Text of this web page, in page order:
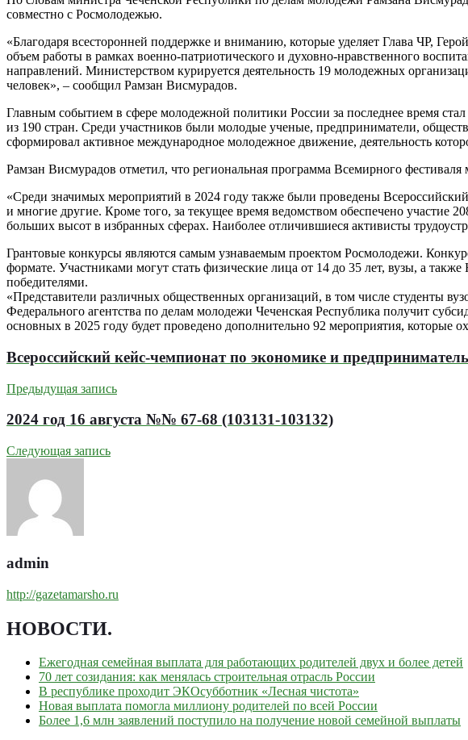
совместно с Росмолодежью.
«Благодаря всесторонней поддержке и вниманию, которые уделяет Глава ЧР,
объем работы в рамках военно-патриотического и духовно-нравственного
направлений. Министерством курируется деятельность 19 молодежных
человек», – сообщил Рамзан Висмурадов.
Главным событием в сфере молодежной политики России за последнее время
из 190 стран. Среди участников были молодые ученые, предприниматели,
сформировал активное международное молодежное движение, деятельность
Рамзан Висмурадов отметил, что региональная программа Всемирного
«Среди значимых мероприятий в 2024 году также были проведены
и многие другие. Кроме того, за текущее время ведомством обеспечено
больших высот в избранных сферах. Наиболее отличившиеся активисты
Грантовые конкурсы являются самым узнаваемым проектом Росмолодежи.
формате. Участниками могут стать физические лица от 14 до 35 лет, вузы, а
победителями.
«Представители различных общественных организаций, в том числе студенты
Федерального агентства по делам молодежи Чеченская Республика получит
основных в 2025 году будет проведено дополнительно 92 мероприятия, которые
Всероссийский кейс-чемпионат по экономике и
Предыдущая запись
2024 год 16 августа №№ 67-68 (103131-103132)
Следующая запись
admin
http://gazetamarsho.ru
НОВОСТИ.
Ежегодная семейная выплата для работающих родителей двух и более детей
70 лет созидания: как менялась строительная отрасль России
В республике проходит ЭКОсубботник «Лесная чистота»
Новая выплата помогла миллиону родителей по всей России
Более 1,6 млн заявлений поступило на получение новой семейной выплаты